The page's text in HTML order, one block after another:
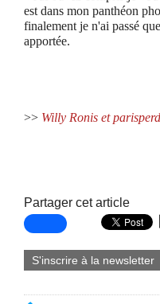
est dans mon panthéon
finalement je n'ai passé
apportée.
>> Willy Ronis et
Partager cet article
S'inscrire à la newsletter